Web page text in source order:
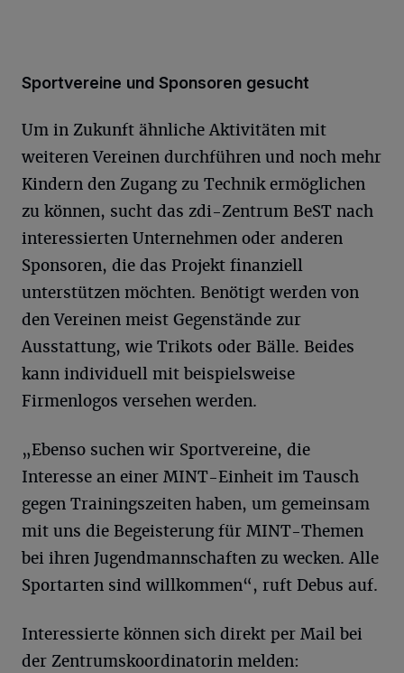
Sportvereine und Sponsoren gesucht
Um in Zukunft ähnliche Aktivitäten mit
weiteren Vereinen durchführen und noch mehr
Kindern den Zugang zu Technik ermöglichen
zu können, sucht das zdi-Zentrum BeST nach
interessierten Unternehmen oder anderen
Sponsoren, die das Projekt finanziell
unterstützen möchten. Benötigt werden von
den Vereinen meist Gegenstände zur
Ausstattung, wie Trikots oder Bälle. Beides
kann individuell mit beispielsweise
Firmenlogos versehen werden.
„Ebenso suchen wir Sportvereine, die
Interesse an einer MINT-Einheit im Tausch
gegen Trainingszeiten haben, um gemeinsam
mit uns die Begeisterung für MINT-Themen
bei ihren Jugendmannschaften zu wecken. Alle
Sportarten sind willkommen“, ruft Debus auf.
Interessierte können sich direkt per Mail bei
der Zentrumskoordinatorin melden: